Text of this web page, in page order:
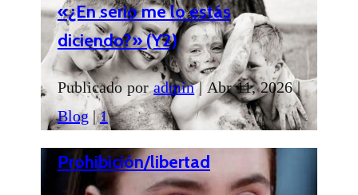
«¿En serio me lo estás
diciendo?» (Y2)
Publicado poradmin| Abr 11, 2026|
Blog |1
Prohibición/libertad